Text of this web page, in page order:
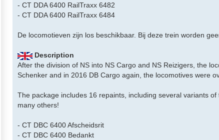
- CT DDA 6400 RailTraxx 6482
- CT DDA 6400 RailTraxx 6484
De locomotieven zijn los beschikbaar. Bij deze trein worden
Description
After the division of NS into NS Cargo and NS Reizigers, the
Schenker and in 2016 DB Cargo again, the locomotives were
The package includes 16 repaints, including several variants
many others!
- CT DBC 6400 Afscheidsrit
- CT DBC 6400 Bedankt